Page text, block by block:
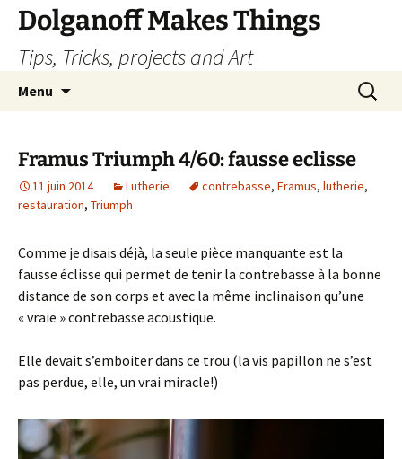
Dolganoff Makes Things
Tips, Tricks, projects and Art
Menu
Framus Triumph 4/60: fausse eclisse
11 juin 2014 Lutherie contrebasse, Framus, lutherie,
restauration, Triumph
Comme je disais déjà, la seule pièce manquante est la
fausse éclisse qui permet de tenir la contrebasse à la bonne
distance de son corps et avec la même inclinaison qu’une
« vraie » contrebasse acoustique.
Elle devait s’emboiter dans ce trou (la vis papillon ne s’est
pas perdue, elle, un vrai miracle!)